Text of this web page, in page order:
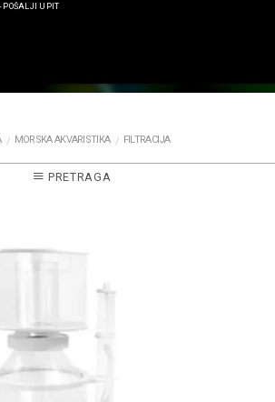
POŠALJI UPIT
/ MORSKA AKVARISTIKA / FILTRACIJA
PRETRAGA